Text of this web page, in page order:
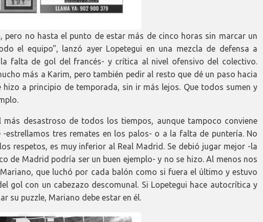
pero no hasta el punto de estar más de cinco horas sin marcar un
el equipo", lanzó ayer Lopetegui en una mezcla de defensa a
falta de gol del francés- y crítica al nivel ofensivo del colectivo.
más a Karim, pero también pedir al resto que dé un paso hacia
hizo a principio de temporada, sin ir más lejos. Que todos sumen y
desastroso de todos los tiempos, aunque tampoco conviene
estrellamos tres remates en los palos- o a la falta de puntería. No
respetos, es muy inferior al Real Madrid. Se debió jugar mejor -la
de Madrid podría ser un buen ejemplo- y no se hizo. Al menos nos
que luchó por cada balón como si fuera el último y estuvo
gol con un cabezazo descomunal. Si Lopetegui hace autocrítica y
su puzzle, Mariano debe estar en él.